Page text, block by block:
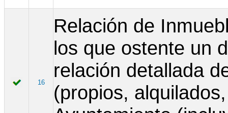
16
Relación de
los que ostente un
relación detallada
(propios,